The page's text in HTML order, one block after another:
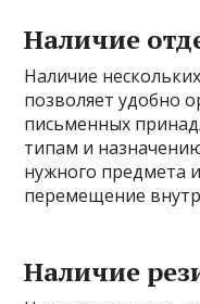
Наличие
Наличие
позволяет удобно
письменных
типам и
нужного предмета
перемещение
Наличие